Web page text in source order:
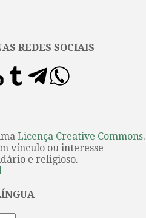
REDES SOCIAIS
Licença Creative Commons.
vínculo ou interesse
e religioso.